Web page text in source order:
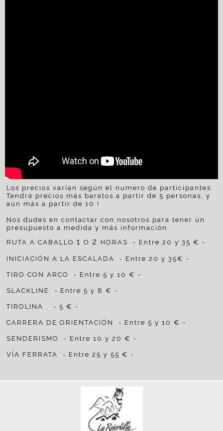
Los precios varían según el numero de participantes.
Tendrá precios más baratos a partir de 5 personas, y
aún más a partir de 10 !
Nos dudes en contactar con nosotros para tener un
presupuesto a medida y más información.
RUTA A CABALLO 1 O 2 HORAS - Entre 20 y 35 € -
INICIACIÓN A LA ESCALADA - Entre 20 y 35€ -
TIRO CON ARCO - Entre 5 y 10 € -
SLACKLINE - Entre 5 y 8 € -
TIROLINA - 5 € -
CARRERA DE ORIENTACIÓN - Entre 5 y 10 € -
SENDERISMO - Entre 10 y 20 € -
VÍA FERRATA - Entre 25 y 55 € -